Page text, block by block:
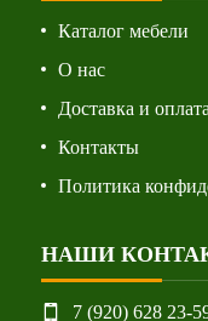
Каталог мебели
О нас
Доставка и оплата
Контакты
Политика
НАШИ
7 (920) 628 23-